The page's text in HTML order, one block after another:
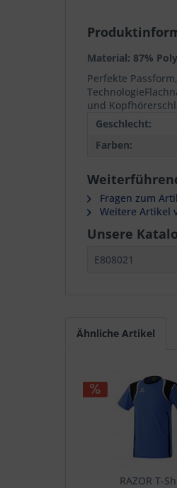
Material: 87%
Perfekte
und
Geschlecht:
Farben:
Fragen zum
Weitere Artikel
Unsere
E808021
Ähnliche Artikel
RAZOR T-